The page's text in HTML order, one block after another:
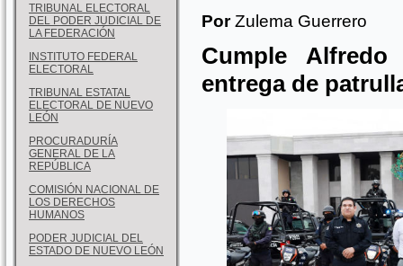
TRIBUNAL ELECTORAL
DEL PODER JUDICIAL DE
LA FEDERACIÓN
INSTITUTO FEDERAL
ELECTORAL
TRIBUNAL ESTATAL
ELECTORAL DE NUEVO
LEÓN
PROCURADURÍA
GENERAL DE LA
REPÚBLICA
COMISIÓN NACIONAL DE
LOS DERECHOS
HUMANOS
PODER JUDICIAL DEL
ESTADO DE NUEVO LEÓN
PorZulema Guerrero
Cumple
entrega de